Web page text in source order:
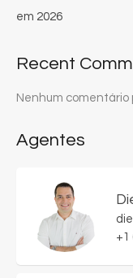
em 2026
Recent
Nenhum comentário
Agentes
+1